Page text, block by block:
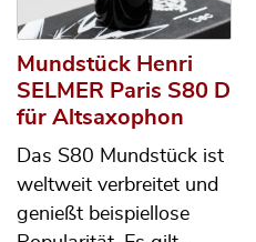
Mundstück Henri
SELMER Paris S80 D
für Altsaxophon
Das S80 Mundstück ist
weltweit verbreitet und
genießt beispiellose